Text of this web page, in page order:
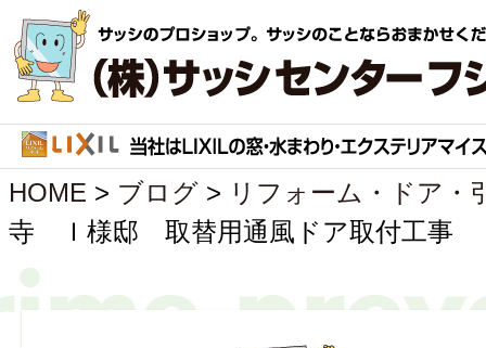
HOME > ブログ > リフォーム・ドア・
寺 Ｉ様邸 取替用通風ドア取付工事